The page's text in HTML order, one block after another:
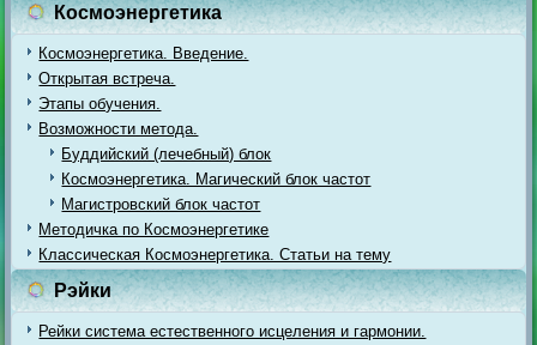
Космоэнергетика
Космоэнергетика. Введение.
Открытая встреча.
Этапы обучения.
Возможности метода.
Буддийский (лечебный) блок
Космоэнергетика. Магический блок частот
Магистровский блок частот
Методичка по Космоэнергетике
Классическая Космоэнергетика. Статьи на тему
Рэйки
Рейки система естественного исцеления и гармонии.